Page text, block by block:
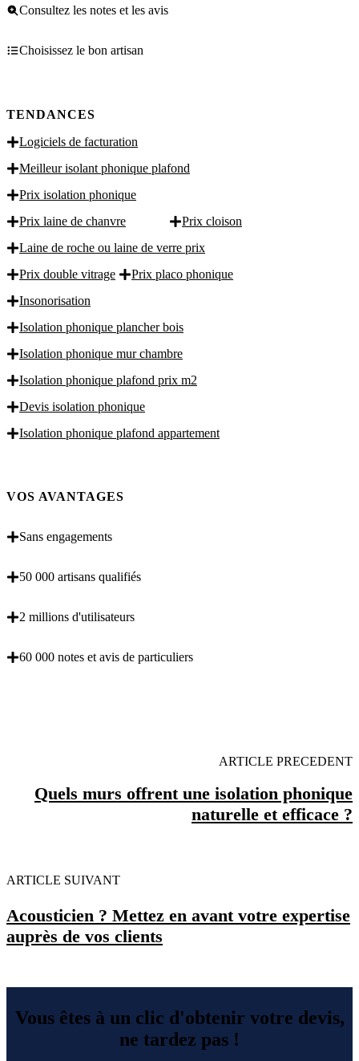
Consultez les notes et les avis
Choisissez le bon artisan
TENDANCES
Logiciels de facturation
Meilleur isolant phonique plafond
Prix isolation phonique
Prix laine de chanvre
Prix cloison
Laine de roche ou laine de verre prix
Prix double vitrage
Prix placo phonique
Insonorisation
Isolation phonique plancher bois
Isolation phonique mur chambre
Isolation phonique plafond prix m2
Devis isolation phonique
Isolation phonique plafond appartement
VOS AVANTAGES
Sans engagements
50 000 artisans qualifiés
2 millions d'utilisateurs
60 000 notes et avis de particuliers
ARTICLE PRECEDENT
Quels murs offrent une isolation phonique
naturelle et efficace ?
ARTICLE SUIVANT
Acousticien ? Mettez en avant votre expertise
auprès de vos clients
Vous êtes à un clic d'obtenir votre devis,
ne tardez pas !